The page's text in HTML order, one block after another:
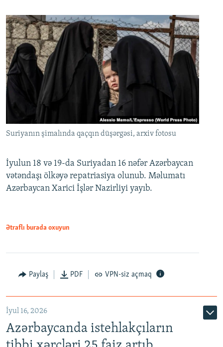
Suriyanın şimalında qaçqın düşərgəsi, arxiv fotosu
İyulun 18 və 19-da Suriyadan 16 nəfər Azərbaycan
vətəndaşı ölkəyə repatriasiya olunub. Məlumatı
Azərbaycan Xarici İşlər Nazirliyi yayıb.
Ətraflı burada oxuyun
Paylaş PDF VPN-siz açmaq
İyul 16, 2026
Azərbaycanda istehlakçıların